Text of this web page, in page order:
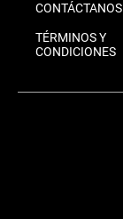
CONTÁCTANOS
TÉRMINOS Y
CONDICIONES